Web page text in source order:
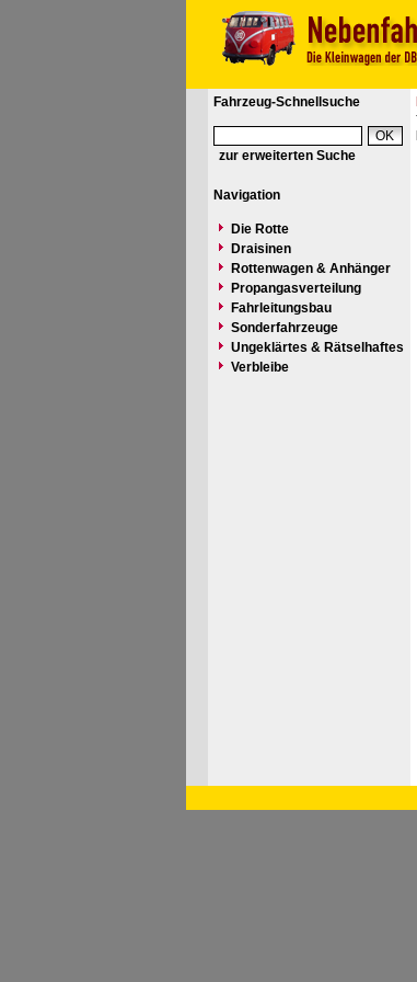
Fahrzeug-Schnellsuche
zur erweiterten Suche
Navigation
Die Rotte
Draisinen
Rottenwagen & Anhänger
Propangasverteilung
Fahrleitungsbau
Sonderfahrzeuge
Ungeklärtes & Rätselhaftes
Verbleibe